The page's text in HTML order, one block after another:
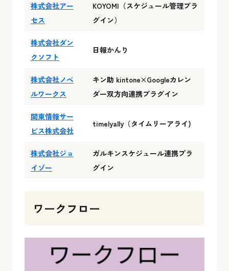
株式会社アー
セス
KOYOMI（スケジュール管理プラ
グイン）
株式会社ダン
クソフト
日報かんり
株式会社ノベ
ルワークス
キン助 kintone×Googleカレン
ダー双方向連携プラグイン
関東情報サー
ビス株式会社
timelyally（タイムリーアライ)
株式会社ジョ
イゾー
ガルキンスケジュール連携プラ
グイン
ワークフロー